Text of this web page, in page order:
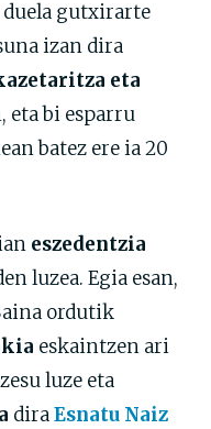
duela gutxirarte
izan dira
azetaritza eta
eta bi esparru
batez ere ia 20
eszedentzia
luzea. Egia esan,
ordutik
eskaintzen ari
luze eta
diraEsnatu Naiz